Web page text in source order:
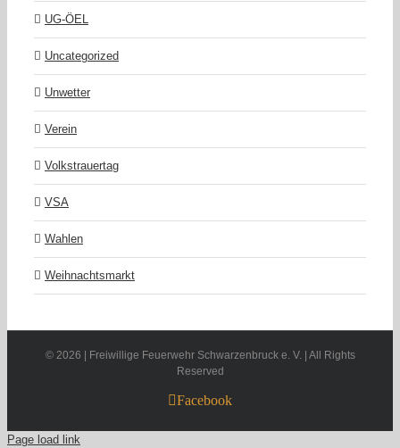
UG-ÖEL
Uncategorized
Unwetter
Verein
Volkstrauertag
VSA
Wahlen
Weihnachtsmarkt
© 2026 | Freiwillige Feuerwehr Schwarzenbruck e. V. | All Rights
Reserved
Facebook
Page load link